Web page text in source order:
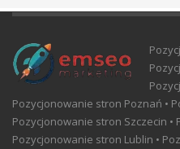
Pozycjonowanie stron Poznań •
Pozycjonowanie stron Szczecin •
Pozycjonowanie stron Lublin •